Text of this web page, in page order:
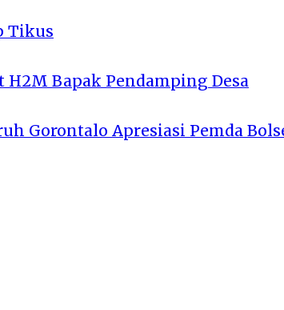
Tikus
H2M Bapak Pendamping Desa
Gorontalo Apresiasi Pemda